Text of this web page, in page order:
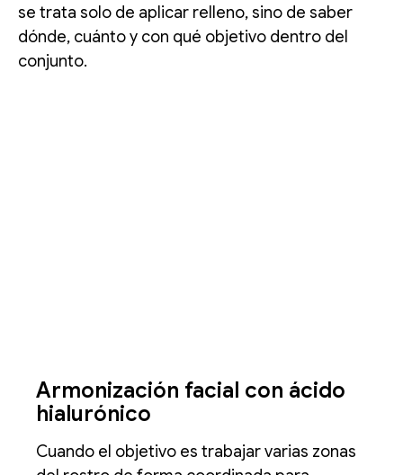
se trata solo de aplicar relleno, sino de saber
dónde, cuánto y con qué objetivo dentro del
conjunto.
Armonización facial con ácido
hialurónico
Cuando el objetivo es trabajar varias zonas